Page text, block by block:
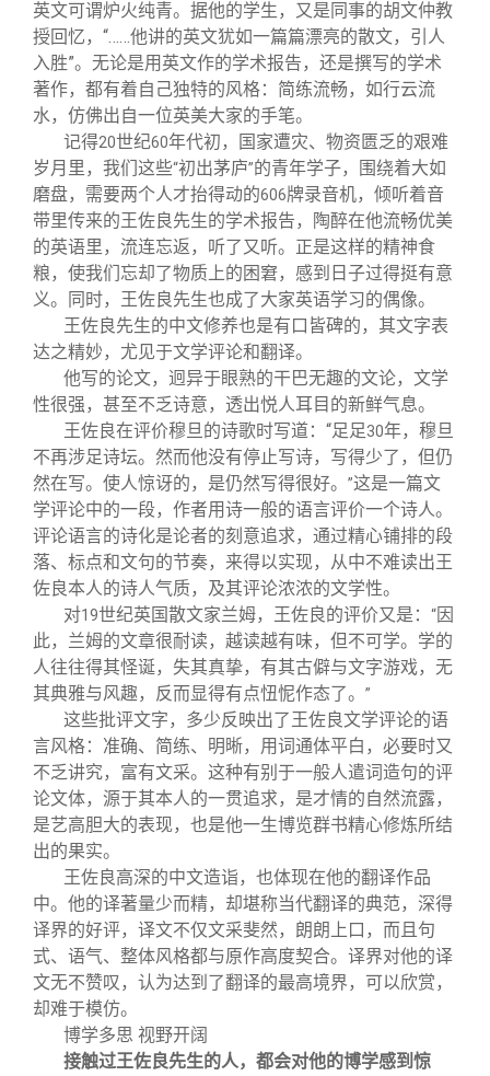
理事会名单
制度法规
联系我们
英文可谓炉火纯青。据他的学生，又是同事的胡文仲教
授回忆，“……他讲的英文犹如一篇篇漂亮的散文，引人
入胜”。无论是用英文作的学术报告，还是撰写的学术
著作，都有着自己独特的风格：简练流畅，如行云流
水，仿佛出自一位英美大家的手笔。
记得20世纪60年代初，国家遭灾、物资匮乏的艰难
岁月里，我们这些“初出茅庐”的青年学子，围绕着大如
磨盘，需要两个人才抬得动的606牌录音机，倾听着音
带里传来的王佐良先生的学术报告，陶醉在他流畅优美
的英语里，流连忘返，听了又听。正是这样的精神食
粮，使我们忘却了物质上的困窘，感到日子过得挺有意
义。同时，王佐良先生也成了大家英语学习的偶像。
王佐良先生的中文修养也是有口皆碑的，其文字表
达之精妙，尤见于文学评论和翻译。
他写的论文，迥异于眼熟的干巴无趣的文论，文学
性很强，甚至不乏诗意，透出悦人耳目的新鲜气息。
王佐良在评价穆旦的诗歌时写道：“足足30年，穆旦
不再涉足诗坛。然而他没有停止写诗，写得少了，但仍
然在写。使人惊讶的，是仍然写得很好。 ”这是一篇文
学评论中的一段，作者用诗一般的语言评价一个诗人。
评论语言的诗化是论者的刻意追求，通过精心铺排的段
落、标点和文句的节奏，来得以实现，从中不难读出王
佐良本人的诗人气质，及其评论浓浓的文学性。
对19世纪英国散文家兰姆，王佐良的评价又是： “因
此，兰姆的文章很耐读，越读越有味，但不可学。学的
人往往得其怪诞，失其真挚，有其古僻与文字游戏，无
其典雅与风趣，反而显得有点忸怩作态了。 ”
这些批评文字，多少反映出了王佐良文学评论的语
言风格：准确、简练、明晰，用词通体平白，必要时又
不乏讲究，富有文采。这种有别于一般人遣词造句的评
论文体，源于其本人的一贯追求，是才情的自然流露，
是艺高胆大的表现，也是他一生博览群书精心修炼所结
出的果实。
王佐良高深的中文造诣，也体现在他的翻译作品
中。他的译著量少而精，却堪称当代翻译的典范，深得
译界的好评，译文不仅文采斐然，朗朗上口，而且句
式、语气、整体风格都与原作高度契合。译界对他的译
文无不赞叹，认为达到了翻译的最高境界，可以欣赏，
却难于模仿。
博学多思 视野开阔
接触过王佐良先生的人，都会对他的博学感到惊